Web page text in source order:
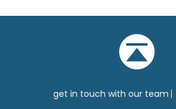
get in touch with our team